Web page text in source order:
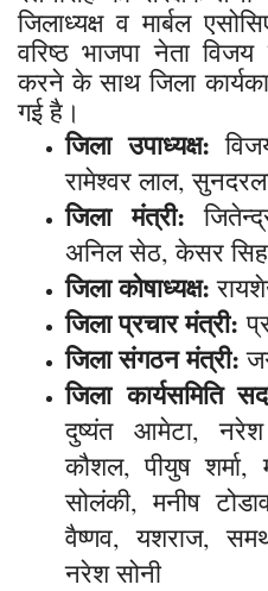
जिलाध्यक्ष व मार्बल
वरिष्ठ भाजपा नेता विजय
करने के साथ जिला
गई है।
जिला उपाध्यक्ष:
रामेश्वर लाल,
जिला मंत्री:
अनिल सेठ, केसर सिह
जिला कोषाध्यक्ष:
जिला प्रचार मंत्री:
जिला संगठन मंत्री:
जिला कार्यसमिति
दुष्यंत आमेटा, नरेश
कौशल, पीयुष शर्मा,
सोलंकी, मनीष
वैष्णव, यशराज,
नरेश सोनी